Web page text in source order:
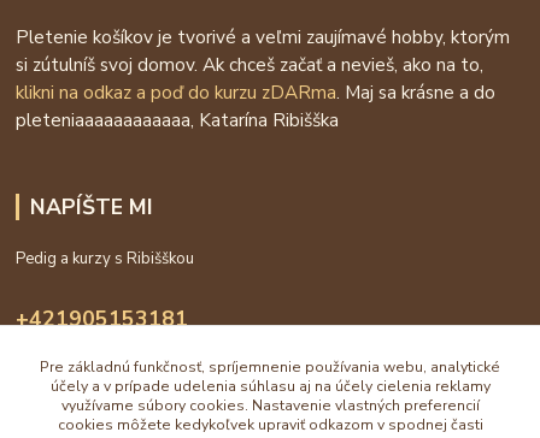
Pletenie košíkov je tvorivé a veľmi zaujímavé hobby, ktorým
si zútulníš svoj domov. Ak chceš začať a nevieš, ako na to,
klikni na odkaz a poď do kurzu zDARma. Maj sa krásne a do
pleteniaaaaaaaaaaaa, Katarína Ribišška
NAPÍŠTE MI
Pedig a kurzy s Ribišškou
+421905153181
info@katarinaholub.sk
Pre základnú funkčnosť, spríjemnenie používania webu, analytické
účely a v prípade udelenia súhlasu aj na účely cielenia reklamy
využívame súbory cookies. Nastavenie vlastných preferencií
cookies môžete kedykoľvek upraviť odkazom v spodnej časti